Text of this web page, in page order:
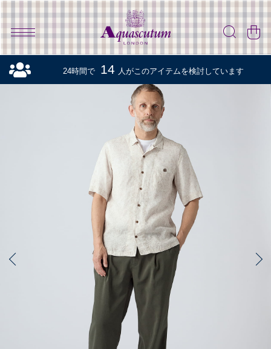
24時間で 14 人がこのアイテムを検討しています